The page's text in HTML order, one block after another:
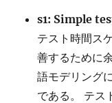
s1: Simple
テスト時間ス
善するために
語モデリング
である。 テス